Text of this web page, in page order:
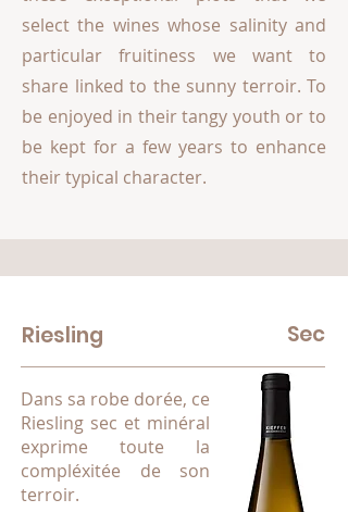
select the wines whose salinity and
particular fruitiness we want to
share linked to the sunny terroir. To
be enjoyed in their tangy youth or to
be kept for a few years to enhance
their typical character.
Riesling Sec
Dans sa robe dorée, ce
Riesling sec et minéral
exprime toute la
compléxitée de son
terroir.